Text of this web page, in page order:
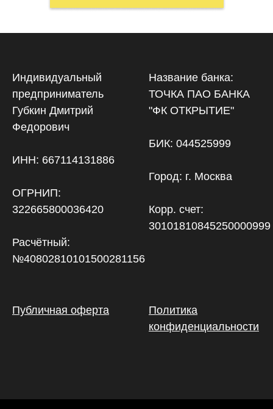
Индивидуальный
предприниматель
Губкин Дмитрий
Федорович
ИНН: 667114131886
ОГРНИП:
322665800036420
Расчётный:
№40802810101500281156
Название банка:
ТОЧКА ПАО БАНКА
"ФК ОТКРЫТИЕ"
БИК: 044525999
Город: г. Москва
Корр. счет:
30101810845250000999
Публичная оферта
Политика
конфиденциальности